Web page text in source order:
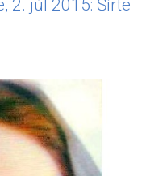
2. júl 2015: Šírte